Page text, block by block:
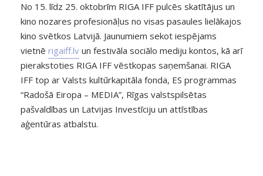
No 15. līdz 25. oktobrīm RIGA IFF pulcēs skatītājus un
kino nozares profesionāļus no visas pasaules lielākajos
kino svētkos Latvijā. Jaunumiem sekot iespējams
vietnē rigaiff.lv un festivāla sociālo mediju kontos, kā arī
pierakstoties RIGA IFF vēstkopas saņemšanai. RIGA
IFF top ar Valsts kultūrkapitāla fonda, ES programmas
“Radošā Eiropa – MEDIA”, Rīgas valstspilsētas
pašvaldības un Latvijas Investīciju un attīstības
aģentūras atbalstu.